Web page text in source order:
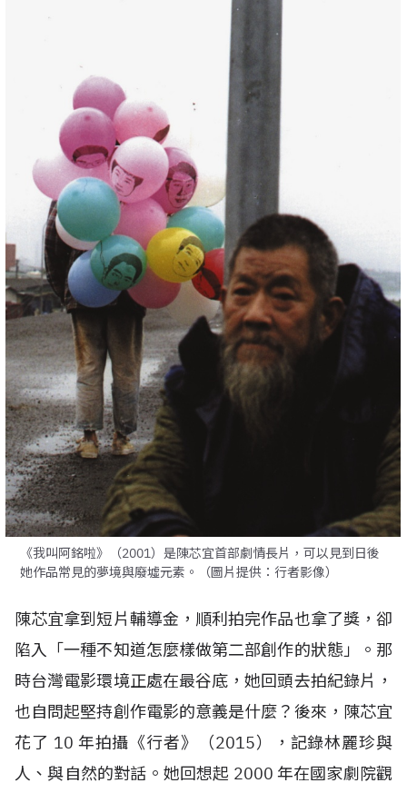
《我叫阿銘啦》（2001）是陳芯宜首部劇情長片，可以見到日後
她作品常見的夢境與廢墟元素。（圖片提供：行者影像）
陳芯宜拿到短片輔導金，順利拍完作品也拿了獎，卻
陷入「一種不知道怎麼樣做第二部創作的狀態」。那
時台灣電影環境正處在最谷底，她回頭去拍紀錄片，
也自問起堅持創作電影的意義是什麼？後來，陳芯宜
花了 10 年拍攝《行者》（2015），記錄林麗珍與
人、與自然的對話。她回想起 2000 年在國家劇院觀